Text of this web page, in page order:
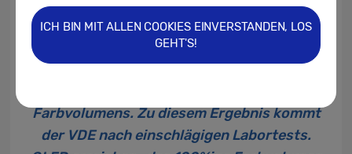
Bereich Bildqualität
Außerdem ermöglicht die Technologie die
Farbvolumens. Zu diesem Ergebnis kommt
der VDE nach einschlägigen Labortests.
ICH BIN MIT ALLEN COOKIES EINVERSTANDEN, LOS
GEHT'S!